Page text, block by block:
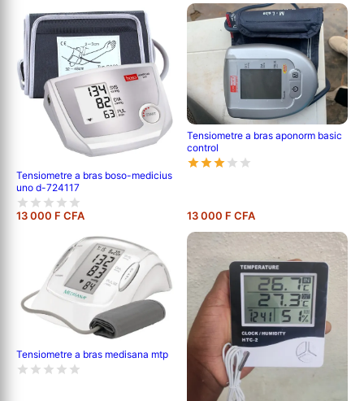
Tensiometre a bras boso-medicius
uno d-724117
13 000 F CFA
Tensiometre a bras aponorm basic
control
13 000 F CFA
Tensiometre a bras medisana mtp